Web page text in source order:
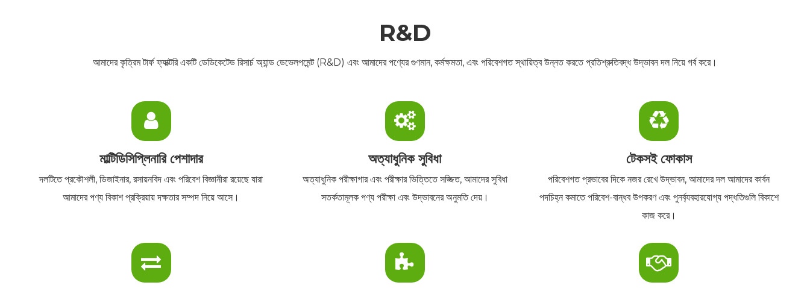
R&D
আমাদের কৃত্রিম টার্ফ ফ্যাক্টরি একটি ডেডিকেটেড রিসার্চ অ্যান্ড ডেভেলপমেন্ট (R&D) এবং আমাদের পণ্যের গুণমান, কর্মক্ষমতা, এবং পরিবেশগত স্থায়িত্ব উন্নত করতে প্রতিশ্রুতিবদ্ধ উদ্ভাবন দল নিয়ে গর্ব করে।
মাল্টিডিসিপ্লিনারি পেশাদার
দলটিতে প্রকৌশলী, ডিজাইনার, রসায়নবিদ এবং পরিবেশ বিজ্ঞানীরা রয়েছে যারা
আমাদের পণ্য বিকাশ প্রক্রিয়ায় দক্ষতার সম্পদ নিয়ে আসে।
অত্যাধুনিক সুবিধা
অত্যাধুনিক পরীক্ষাগার এবং পরীক্ষার ভিত্তিতে সজ্জিত, আমাদের সুবিধা
সতর্কতামূলক পণ্য পরীক্ষা এবং উদ্ভাবনের অনুমতি দেয়।
টেকসই ফোকাস
পরিবেশগত প্রভাবের দিকে নজর রেখে উদ্ভাবন, আমাদের দল আমাদের কার্বন
পদচিহ্ন কমাতে পরিবেশ-বান্ধব উপকরণ এবং পুনর্ব্যবহারযোগ্য পদ্ধতিগুলি বিকাশে
কাজ করে।